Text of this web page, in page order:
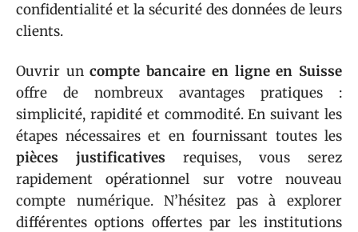
confidentialité et la sécurité des données de leurs
clients.
Ouvrir uncompte bancaire en ligne en Suisse
offre de nombreux avantages pratiques :
simplicité, rapidité et commodité. En suivant les
étapes nécessaires et en fournissant toutes les
pièces justificatives requises, vous serez
rapidement opérationnel sur votre nouveau
compte numérique. N’hésitez pas à explorer
différentes options offertes par les institutions